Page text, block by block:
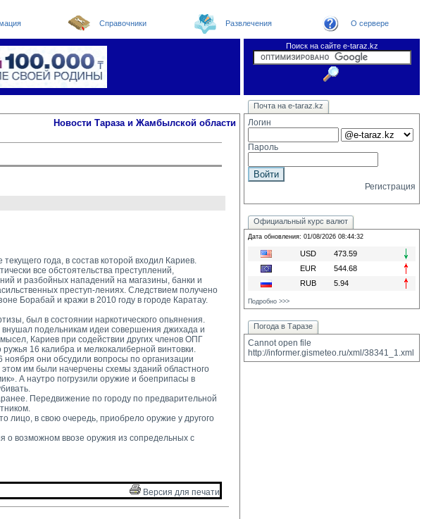
Справочники Развлечения О сервере
Поиск на сайте e-taraz.kz
Новости Погода в Таразе
Телефоный справочник
Видеоконференция
Новости e-taraz
Новости Тараза и Жамбылской области
года, в состав которой входил Кариев.
все обстоятельства преступлений,
и разбойных нападений на магазины, банки и
преступ-лениях. Следствием получено
Борабай и кражи в 2010 году в городе Каратау.
был в состоянии наркотического опьянения.
подельникам идеи совершения джихада и
Кариев при содействии других членов ОПГ
16 калибра и мелкокалиберной винтовки.
ноября они обсудили вопросы по организации
им были начерчены схемы зданий областного
А наутро погрузили оружие и боеприпасы в
Передвижение по городу по предварительной
лицо, в свою очередь, приобрело оружие у другого
о возможном ввозе оружия из сопредельных с
Версия для печати
Почта на e-taraz.kz
Логин
Пароль
Регистрация
Официальный курс валют
Дата обновления: 01/08/2026 08:44:32
USD
473.59
EUR
544.68
RUB
5.94
Подробно >>>
Погода в Таразе
Cannot open file
http://informer.gismeteo.ru/xml/38341_1.xml